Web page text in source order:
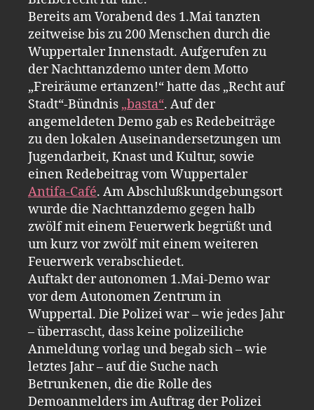
Bereits am Vorabend des 1.Mai tanzten
zeitweise bis zu 200 Menschen durch die
Wuppertaler Innenstadt. Aufgerufen zu
der Nachttanzdemo unter dem Motto
„Freiräume ertanzen!“ hatte das „Recht auf
Stadt“-Bündnis „basta“. Auf der
angemeldeten Demo gab es Redebeiträge
zu den lokalen Auseinandersetzungen um
Jugendarbeit, Knast und Kultur, sowie
einen Redebeitrag vom Wuppertaler
Antifa-Café. Am Abschlußkundgebungsort
wurde die Nachttanzdemo gegen halb
zwölf mit einem Feuerwerk begrüßt und
um kurz vor zwölf mit einem weiteren
Feuerwerk verabschiedet.
Auftakt der autonomen 1.Mai-Demo war
vor dem Autonomen Zentrum in
Wuppertal. Die Polizei war – wie jedes Jahr
– überrascht, dass keine polizeiliche
Anmeldung vorlagund begab sich – wie
letztes Jahr – auf die Suche nach
Betrunkenen, die die Rolle des
Demoanmelders im Auftrag der Polizei